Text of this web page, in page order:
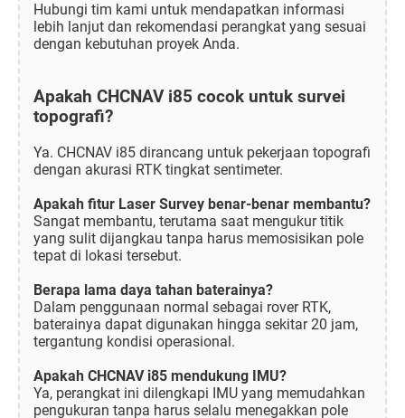
Hubungi tim kami untuk mendapatkan informasi
lebih lanjut dan rekomendasi perangkat yang sesuai
dengan kebutuhan proyek Anda.
Apakah CHCNAV i85 cocok untuk survei
topografi?
Ya. CHCNAV i85 dirancang untuk pekerjaan topografi
dengan akurasi RTK tingkat sentimeter.
Apakah fitur Laser Survey benar-benar membantu?
Sangat membantu, terutama saat mengukur titik
yang sulit dijangkau tanpa harus memosisikan pole
tepat di lokasi tersebut.
Berapa lama daya tahan baterainya?
Dalam penggunaan normal sebagai rover RTK,
baterainya dapat digunakan hingga sekitar 20 jam,
tergantung kondisi operasional.
Apakah CHCNAV i85 mendukung IMU?
Ya, perangkat ini dilengkapi IMU yang memudahkan
pengukuran tanpa harus selalu menegakkan pole